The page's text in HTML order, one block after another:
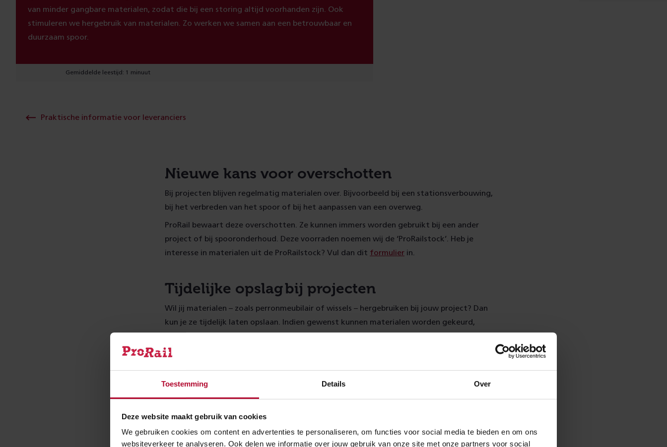
Toestemming Details Over
Deze website maakt gebruik van cookies
We gebruiken cookies om content en advertenties te personaliseren, om functies voor social media te bieden en om ons
websiteverkeer te analyseren. Ook delen we informatie over jouw gebruik van onze site met onze partners voor social
van minder gangbare materialen, zodat die bij een storing altijd voorhanden zijn. Ook
stimuleren we hergebruik van materialen. Zo werken we samen aan een betrouwbaar en
duurzaam spoor.
Gemiddelde leestijd: 1 minuut
Praktische informatie voor leveranciers
Nieuwe kans voor overschotten
Bij projecten blijven regelmatig materialen over. Bijvoorbeeld bij een stationsverbouwing,
bij het verbreden van het spoor of bij het aanpassen van een overweg.
ProRail bewaart deze overschotten. Ze kunnen immers worden gebruikt bij een ander
project of bij spooronderhoud. Deze voorraden noemen wij de ‘ProRailstock’. Heb je
interesse in materialen uit de ProRailstock? Vul dan dit formulier in.
Tijdelijke opslag bij projecten
Wil jij materialen – zoals perronmeubilair of wissels – hergebruiken bij jouw project? Dan
kun je ze tijdelijk laten opslaan. Indien gewenst kunnen materialen worden gekeurd,
hierover kun je het
Lijst met materiaalvoorraden
vind je op de website vanvoestalpine Railpro